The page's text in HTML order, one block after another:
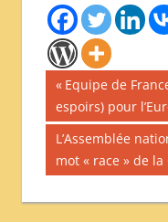
de
l’article
Publication
précédente :
Equipe de
espoirs) pour
Publication
suivante :
L’Assemblée
mot « race » de